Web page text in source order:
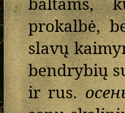
prokalbė,
slavų
bendrybių
ir rus.